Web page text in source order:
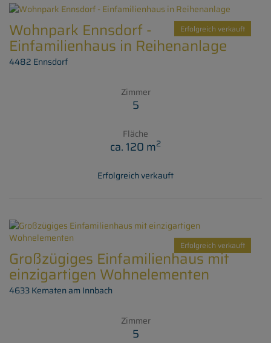
Erfolgreich verkauft
Wohnpark Ennsdorf -
Einfamilienhaus in Reihenanlage
4482 Ennsdorf
Zimmer
5
Fläche
ca. 120 m2
Erfolgreich verkauft
Erfolgreich verkauft
Großzügiges Einfamilienhaus mit
einzigartigen Wohnelementen
4633 Kematen am Innbach
Zimmer
5